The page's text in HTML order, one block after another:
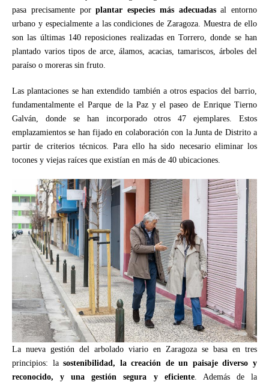
pasa precisamente porplantar especies más adecuadasal entorno
urbano y especialmente a las condiciones de Zaragoza. Muestra de ello
son las últimas 140 reposiciones realizadas enTorrero, donde se han
plantado varios tipos de arce, álamos, acacias, tamariscos, árboles del
paraíso o moreras sin fruto.
Las plantaciones se han extendido también a otros espacios del barrio,
fundamentalmente el Parque de la Paz y el paseo de Enrique Tierno
Galván, donde se han incorporado otros 47 ejemplares. Estos
emplazamientos se han fijado en colaboración con la Junta de Distrito a
partir de criterios técnicos. Para ello ha sido necesario eliminar los
tocones y viejas raíces que existían en más de 40 ubicaciones.
La nueva gestión del arbolado viario en Zaragoza se basa en tres
principios: lasostenibilidad, la creación de un paisaje diverso y
reconocido, y una gestión segura y eficiente. Además de la